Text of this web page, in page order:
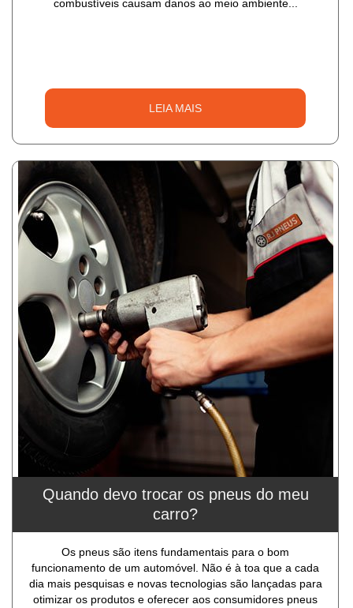
combustíveis causam danos ao meio ambiente...
LEIA MAIS
Quando devo trocar os pneus do meu
carro?
Os pneus são itens fundamentais para o bom
funcionamento de um automóvel. Não é à toa que a cada
dia mais pesquisas e novas tecnologias são lançadas para
otimizar os produtos e oferecer aos consumidores pneus